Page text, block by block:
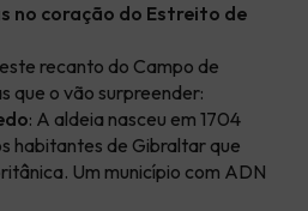
no coração do Estreito de
recanto do Campo de
que o vão surpreender:
: A aldeia nasceu em 1704
habitantes de Gibraltar que
Um município com ADN